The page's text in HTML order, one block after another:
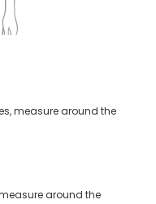
measure around the
around the